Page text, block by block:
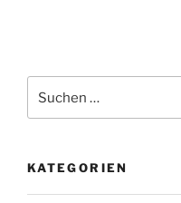
nach:
KATEGORIEN